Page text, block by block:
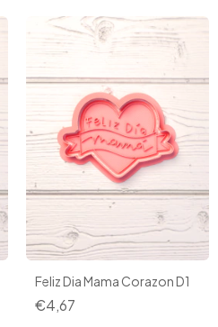
Feliz Dia Mama Corazon D1
€4,67